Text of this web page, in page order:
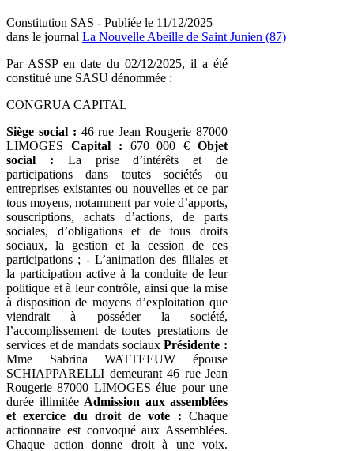
Constitution SAS - Publiée le 11/12/2025
dans le journal La Nouvelle Abeille de Saint Junien (87)
Par ASSP en date du 02/12/2025, il a été
constitué une SASU dénommée :
CONGRUA CAPITAL
Siège social : 46 rue Jean Rougerie 87000
LIMOGES Capital : 670 000 €Objet
social : La prise d’intérêts et de
participations dans toutes sociétés ou
entreprises existantes ou nouvelles et ce par
tous moyens, notamment par voie d’apports,
souscriptions, achats d’actions, de parts
sociales, d’obligations et de tous droits
sociaux, la gestion et la cession de ces
participations ; - L’animation des filiales et
la participation active à la conduite de leur
politique et à leur contrôle, ainsi que la mise
à disposition de moyens d’exploitation que
viendrait à posséder la société,
l’accomplissement de toutes prestations de
services et de mandats sociauxPrésidente :
Mme Sabrina WATTEEUW épouse
SCHIAPPARELLI demeurant 46 rue Jean
Rougerie 87000 LIMOGES élue pour une
durée illimitée Admission aux assemblées
et exercice du droit de vote : Chaque
actionnaire est convoqué aux Assemblées.
Chaque action donne droit à une voix.